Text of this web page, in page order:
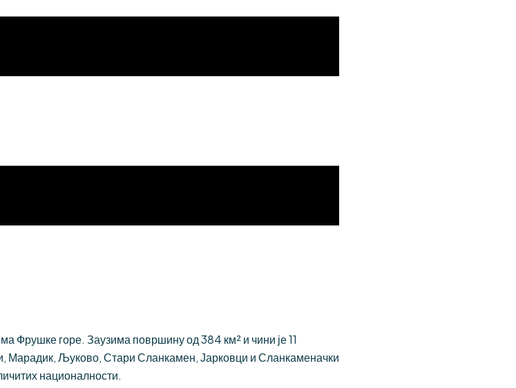
Фрушке горе. Заузима површину од 384 км² и чини је 11
Љуково, Стари Сланкамен, Јарковци и Сланкаменачки
националности.